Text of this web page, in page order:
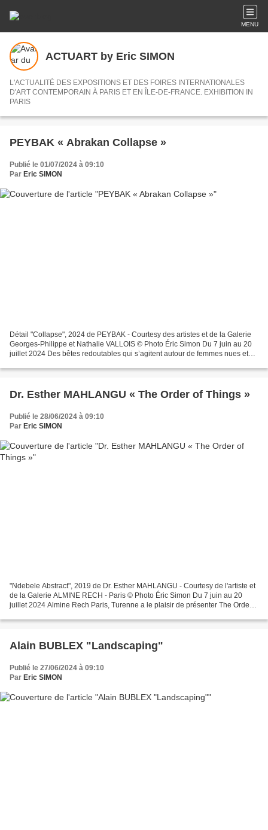
MENU
ACTUART by Eric SIMON
L'ACTUALITÉ DES EXPOSITIONS ET DES FOIRES INTERNATIONALES
D'ART CONTEMPORAIN À PARIS ET EN ÎLE-DE-FRANCE. EXHIBITION IN
PARIS
PEYBAK « Abrakan Collapse »
Publié le 01/07/2024 à 09:10
Par Eric SIMON
Détail "Collapse", 2024 de PEYBAK - Courtesy des artistes et de la Galerie
Georges-Philippe et Nathalie VALLOIS © Photo Éric Simon Du 7 juin au 20
juillet 2024 Des bêtes redoutables qui s’agitent autour de femmes nues et
Dr. Esther MAHLANGU « The Order of Things »
Publié le 28/06/2024 à 09:10
Par Eric SIMON
"Ndebele Abstract", 2019 de Dr. Esther MAHLANGU - Courtesy de l'artiste et
de la Galerie ALMINE RECH - Paris © Photo Éric Simon Du 7 juin au 20
juillet 2024 Almine Rech Paris, Turenne a le plaisir de présenter The Order
Alain BUBLEX "Landscaping"
Publié le 27/06/2024 à 09:10
Par Eric SIMON